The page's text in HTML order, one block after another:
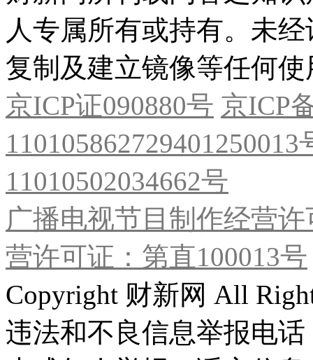
人专属所有或持有。未
复制及建立镜像等任何使
京ICP证090880号 京ICP
11010502034662号
广播电视节目制作经营
营许可证：第直100013号
Copyright 财新网 All
违法和不良信息举报电